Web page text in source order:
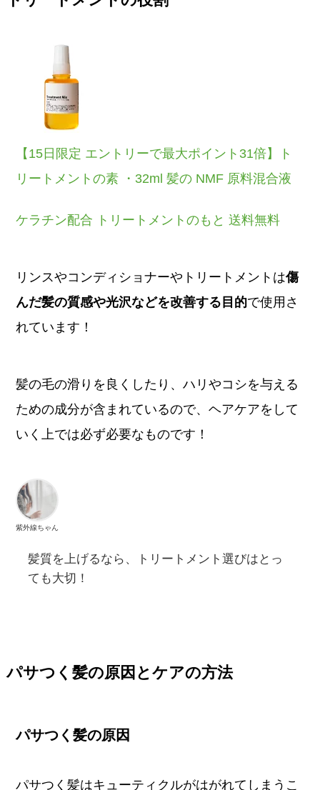
【15日限定 エントリーで最大ポイント31倍】ト
リートメントの素 ・32ml 髪の NMF 原料混合液
ケラチン配合 トリートメントのもと 送料無料
リンスやコンディショナーやトリートメントは傷
んだ髪の質感や光沢などを改善する目的で使用さ
れています！
髪の毛の滑りを良くしたり、ハリやコシを与える
ための成分が含まれているので、ヘアケアをして
いく上では必ず必要なものです！
紫外線ちゃん
髪質を上げるなら、トリートメント選びはとっ
ても大切！
パサつく髪の原因とケアの方法
パサつく髪の原因
パサつく髪はキューティクルがはがれてしまうこ